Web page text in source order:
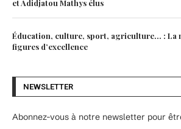
et Adidjatou Mathys élus
Éducation, culture, sport, agriculture… : La
figures d’excellence
NEWSLETTER
Abonnez-vous à notre newsletter pour